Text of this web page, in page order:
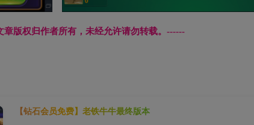
章版权归作者所有，未经允许请勿转载。------
【钻石会员免费】老铁牛牛最终版本